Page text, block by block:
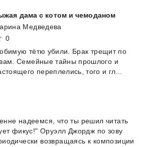
дама с котом и чемоданом
Медведева
0
тëтю убили. Брак трещит по
Семейные тайны прошлого и
переплелись, того и гл...
надеемся, что ты решил читать
фикус!" Оруэлл Джордж по зову
возвращаясь к композиции